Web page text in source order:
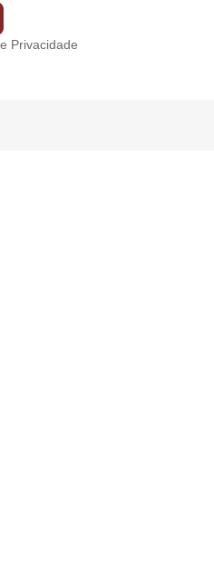
Privacidade